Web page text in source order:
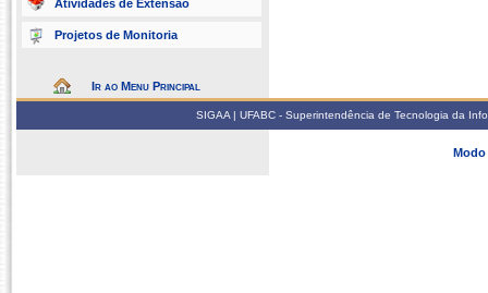
Atividades de Extensão
Projetos de Monitoria
Ir ao Menu Principal
SIGAA | UFABC - Superintendência de Tecnologia da
Modo